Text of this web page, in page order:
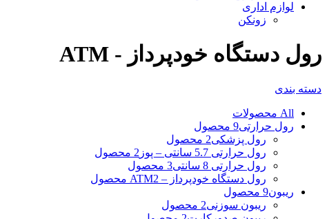
لوازم اداری
زونکن
رول دستگاه خودپرداز - ATM
دسته بندی
All محصولات
رول حرارتی9 محصول
رول پزشکی2 محصول
رول حرارتی 5.7 سانتی – پوز
2 محصول
رول حرارتی 8 سانتی
3 محصول
رول دستگاه خودپرداز – ATM 2 محصول
ریبون9 محصول
ریبون سوزنی2 محصول